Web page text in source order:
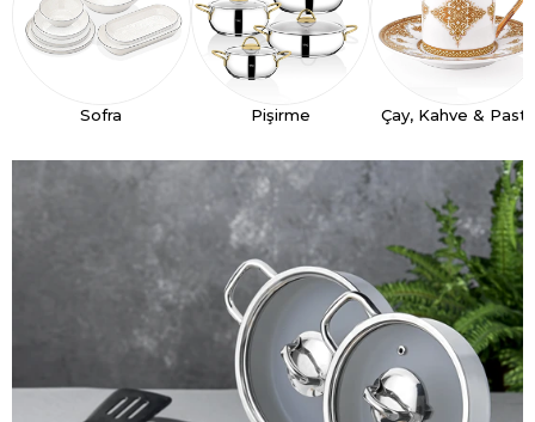
Sofra Pişirme Çay, Kahve &